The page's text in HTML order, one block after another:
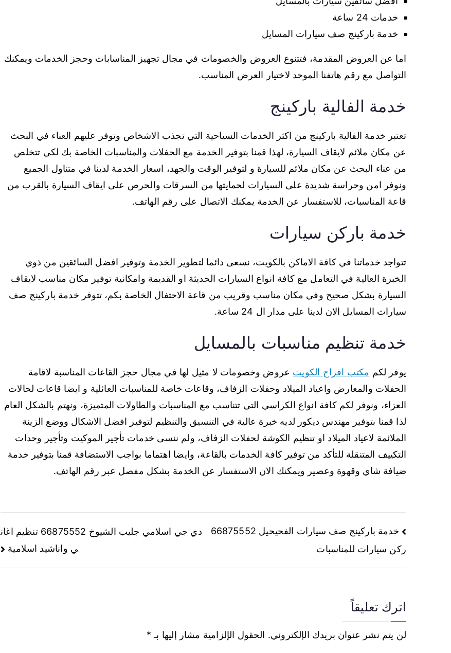
خدمات 24 ساعة
خدمة باركينج صف سيارات المسايل
اما عن العروض المقدمة، فتتنوع العروض والخصومات في مجال تجهيز المناسابات وحجز الخدمات ويمكنك
التواصل مع رقم هاتفنا الموحد لاختيار العرض المناسب.
خدمة الفالية باركينج
تعتبر خدمة الفالية باركينج من اكثر الخدمات السياحية التي تجذب الاشخاص وتوفر عليهم العناء في البحث
عن مكان ملائم لايقاف السيارة، لهذا قمنا بتوفير الخدمة مع الحفلات والمناسبات الخاصة بك لكي تتخلص
من عناء البحث عن مكان ملائم للسيارة و لتوفير الوقت والجهد، اسعار الخدمة لدينا في متناول الجميع
ونوفر امن وحراسة شديدة على السيارات لحمايتها من السرقات والحرص على ايقاف السيارة بالقرب من
قاعة المناسبات، للاستفسار عن الخدمة يمكنك الاتصال على رقم الهاتف.
خدمة باركن سيارات
تتواجد خدماتنا في كافة الاماكن بالكويت، نسعى دائما لتطوير الخدمة وتوفير افضل السائقين من ذوي
الخبرة العالية في التعامل مع كافة انواع السيارات الحديثة او القديمة وامكانية توفير مكان مناسب لايقاف
السيارة بشكل صحيح وفي مكان مناسب وقريب من قاعة الاحتفال الخاصة بكم، تتوفر خدمة باركينج صف
سيارات المسايل الان لدينا على مدار ال 24 ساعة.
خدمة تنظيم مناسبات بالمسايل
يوفر لكم مكتب افراح الكويت عروض وخصومات لا مثيل لها في مجال حجز القاعات المناسبة لاقامة
الحفلات والمعارض واعياد الميلاد وحفلات الزفاف، وقاعات خاصة للمناسبات العائلية و ايضا قاعات لحالات
العزاء، ونوفر لكم كافة انواع الكراسي التي تتناسب مع المناسبات والطاولات المتميزة، ونهتم بالشكل العام
لذا قمنا بتوفير مهندس ديكور لديه خبرة عالية في التنسيق والتنظيم لتوفير افضل الاشكال ووضع الزينة
الملائمة لاعياد الميلاد او تنظيم الكوشة لحفلات الزفاف، ولم ننسى خدمات تأجير الموكيت وتأجير وحدات
التكييف المتنقلة للتأكد من توفير كافة الخدمات بالقاعة، وايضا اهتماما بواجب الاستضافة قمنا بتوفير خدمة
ضيافة شاي وقهوة وعصير ويمكنك الان الاستفسار عن الخدمة بشكل مفصل عبر رقم الهاتف.
خدمة باركينج صف سيارات الفحيحيل 66875552
ركن سيارات للمناسبات
دي جي اسلامي جليب الشيوخ 66875552 تنظيم اغان
ي واناشيد اسلامية
اترك تعليقاً
لن يتم نشر عنوان بريدك الإلكتروني. الحقول الإلزامية مشار إليها بـ *